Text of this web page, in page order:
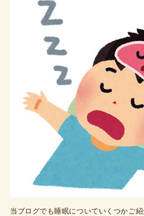
当ブログでも睡眠についていくつかご